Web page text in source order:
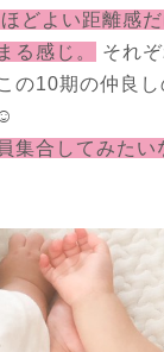
どよい距離感
る感じ。
それ
の10期の仲良
集合してみたい